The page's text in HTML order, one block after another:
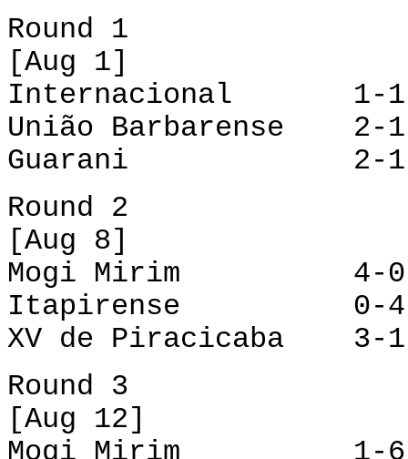
Round 1
[Aug 1]
Internacional 1-1
União Barbarense
Guarani 2-1 XV
Round 2
[Aug 8]
Mogi Mirim 4-0
Itapirense 0-4
XV de Piracicaba 3-
Round 3
[Aug 12]